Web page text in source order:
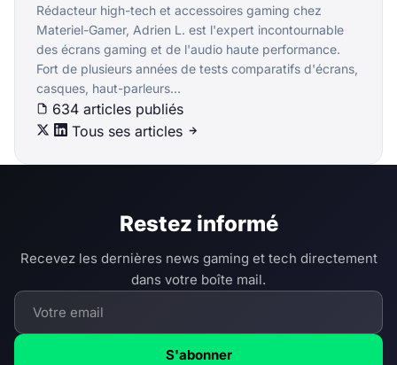
Rédacteur high-tech et accessoires gaming chez
Materiel-Gamer, Adrien L. est l'expert incontournable
des écrans gaming et de l'audio haute performance.
Fort de plusieurs années de tests comparatifs d'écrans,
casques, haut-parleurs...
634 articles publiés
Tous ses articles
Restez informé
Recevez les dernières news gaming et tech directement
dans votre boîte mail.
S'abonner